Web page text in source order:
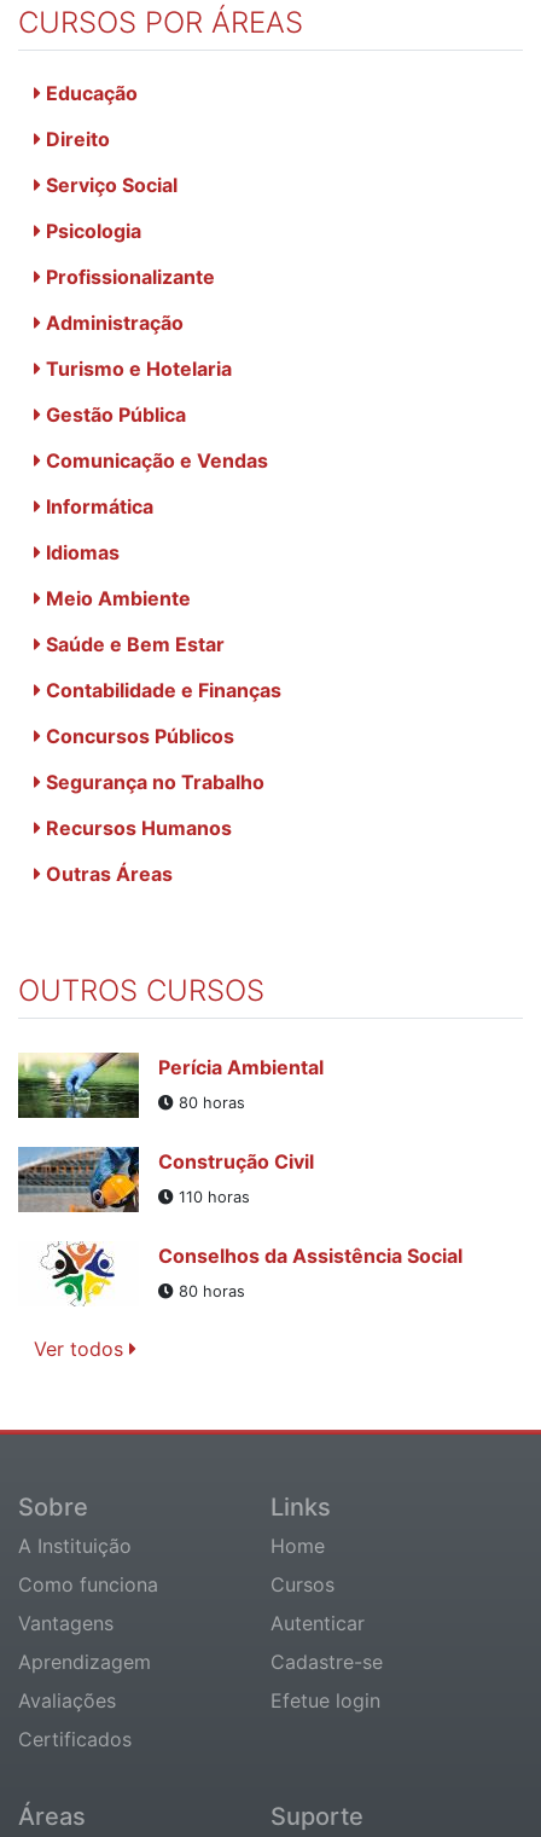
CURSOS POR ÁREAS
Educação
Direito
Serviço Social
Psicologia
Profissionalizante
Administração
Turismo e Hotelaria
Gestão Pública
Comunicação e Vendas
Informática
Idiomas
Meio Ambiente
Saúde e Bem Estar
Contabilidade e Finanças
Concursos Públicos
Segurança no Trabalho
Recursos Humanos
Outras Áreas
OUTROS CURSOS
Perícia Ambiental
80 horas
Construção Civil
110 horas
Conselhos da Assistência Social
80 horas
Ver todos
Sobre
A Instituição
Como funciona
Vantagens
Aprendizagem
Avaliações
Certificados
Links
Home
Cursos
Autenticar
Cadastre-se
Efetue login
Áreas Suporte